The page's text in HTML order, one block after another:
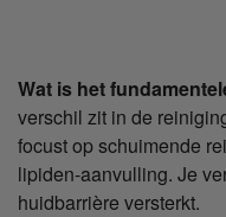
Wat is het
verschil zit in de
focust op schuimende
lipiden-aanvulling. Je
huidbarrière versterkt.